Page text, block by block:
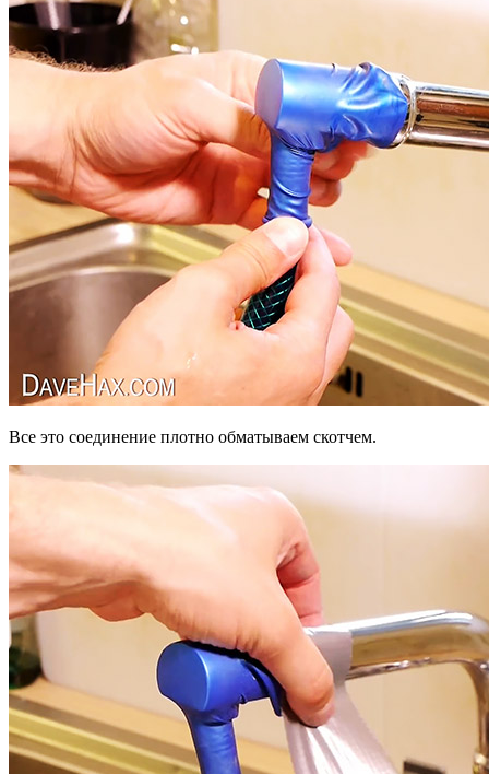
Все это соединение плотно обматываем скотчем.